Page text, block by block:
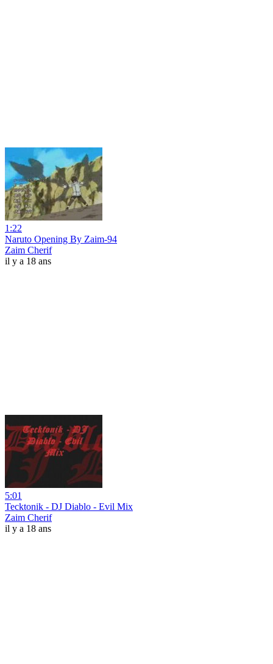
1:22
Naruto Opening By Zaim-94
Zaim Cherif
il y a 18 ans
5:01
Tecktonik - DJ Diablo - Evil Mix
Zaim Cherif
il y a 18 ans